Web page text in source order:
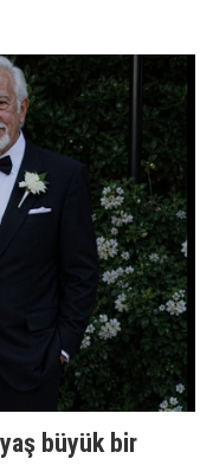
büyük bir